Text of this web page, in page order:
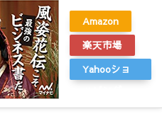
Amazon
楽天市場
Yahooショ